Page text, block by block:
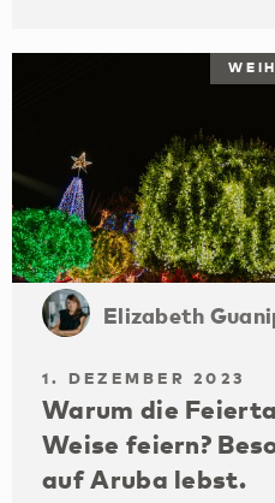
Elizabeth
1. DEZEMBER 2023
Warum die
Weise feiern?
auf Aruba lebst.